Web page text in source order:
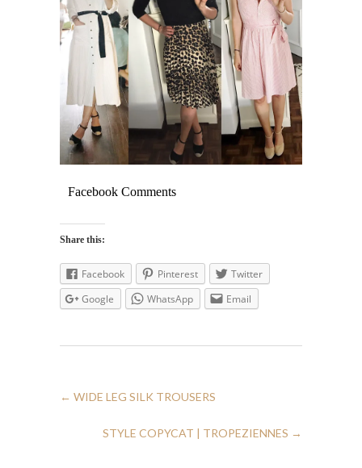
Facebook Comments
Share this:
Facebook Pinterest
Twitter
Google
WhatsApp Email
← WIDE LEG SILK TROUSERS
STYLE COPYCAT | TROPEZIENNES →